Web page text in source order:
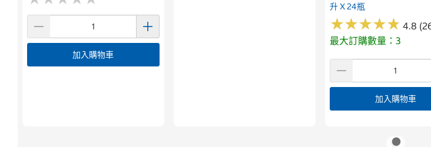
加入購物車
升 X 24瓶
★★★★★
★★★★★ 4.8
最大訂購數量：3
加入購物車